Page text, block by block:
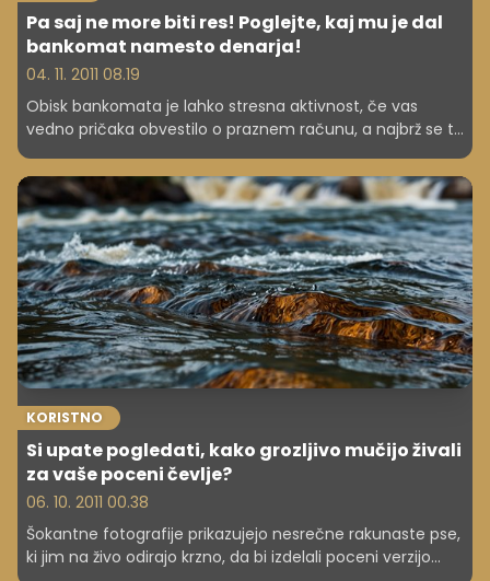
Pa saj ne more biti res! Poglejte, kaj mu je dal
bankomat namesto denarja!
04. 11. 2011 08.19
Obisk bankomata je lahko stresna aktivnost, če vas
vedno pričaka obvestilo o praznem računu, a najbrž se ta
KORISTNO
Si upate pogledati, kako grozljivo mučijo živali
za vaše poceni čevlje?
06. 10. 2011 00.38
Šokantne fotografije prikazujejo nesrečne rakunaste pse,
ki jim na živo odirajo krzno, da bi izdelali poceni verzijo